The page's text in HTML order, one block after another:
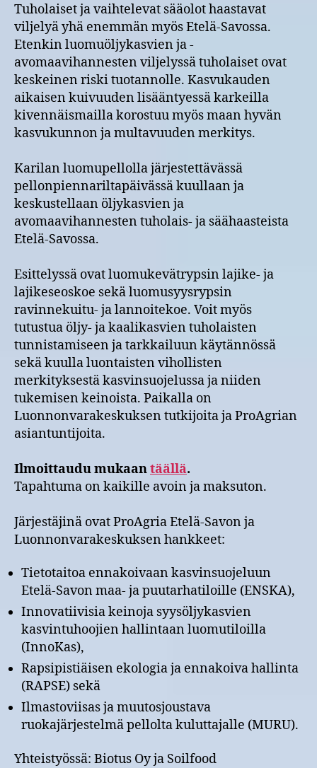
Tuholaiset ja vaihtelevat sääolot haastavat
viljelyä yhä enemmän myös Etelä-Savossa.
Etenkin luomuöljykasvien ja -
avomaavihannesten viljelyssä tuholaiset ovat
keskeinen riski tuotannolle. Kasvukauden
aikaisen kuivuuden lisääntyessä karkeilla
kivennäismailla korostuu myös maan hyvän
kasvukunnon ja multavuuden merkitys.
Karilan luomupellolla järjestettävässä
pellonpiennariltapäivässä kuullaan ja
keskustellaan öljykasvien ja
avomaavihannesten tuholais- ja säähaasteista
Etelä-Savossa.
Esittelyssä ovat luomukevätrypsin lajike- ja
lajikeseoskoe sekä luomusyysrypsin
ravinnekuitu- ja lannoitekoe. Voit myös
tutustua öljy- ja kaalikasvien tuholaisten
tunnistamiseen ja tarkkailuun käytännössä
sekä kuulla luontaisten vihollisten
merkityksestä kasvinsuojelussa ja niiden
tukemisen keinoista. Paikalla on
Luonnonvarakeskuksen tutkijoita ja ProAgrian
asiantuntijoita.
Ilmoittaudu mukaantäällä.
Tapahtuma on kaikille avoin ja maksuton.
Järjestäjinä ovat ProAgria Etelä-Savon ja
Luonnonvarakeskuksen hankkeet:
Tietotaitoa ennakoivaan kasvinsuojeluun
Etelä-Savon maa- ja puutarhatiloille (ENSKA),
Innovatiivisia keinoja syysöljykasvien
kasvintuhoojien hallintaan luomutiloilla
(InnoKas),
Rapsipistiäisen ekologia ja ennakoiva hallinta
(RAPSE) sekä
Ilmastoviisas ja muutosjoustava
ruokajärjestelmä pellolta kuluttajalle (MURU).
Yhteistyössä: Biotus Oy ja Soilfood